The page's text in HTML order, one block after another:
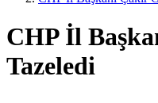
CHP İl
Tazeledi